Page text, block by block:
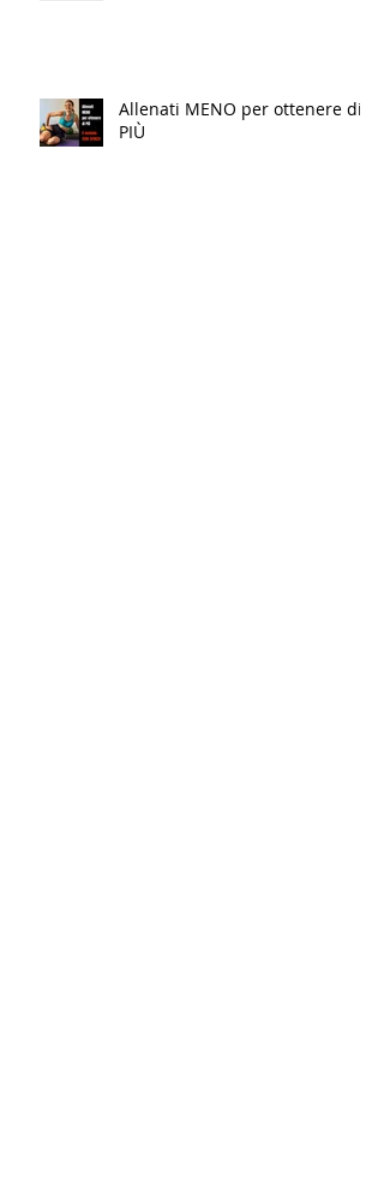
Allenati MENO per ottenere di
PIÙ